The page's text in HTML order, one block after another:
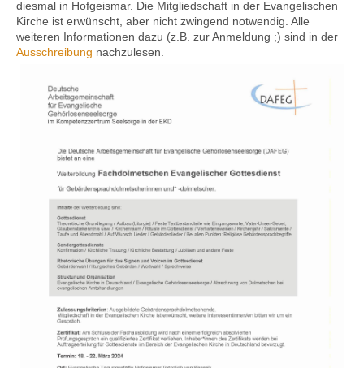
Themen
Kontakt
diesmal in Hofgeismar. Die Mitgliedschaft in der Evangelischen
Kirche ist erwünscht, aber nicht zwingend notwendig. Alle
weiteren Informationen dazu (z.B. zur Anmeldung ;) sind in der
Ausschreibung nachzulesen.